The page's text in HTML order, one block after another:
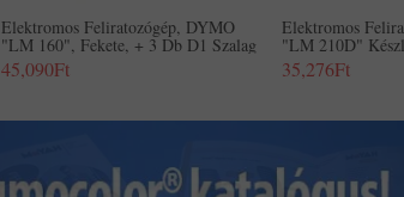
Elektromos Feliratozógép, DYMO
"LM 160", Fekete, + 3 Db D1 Szalag
45,090Ft
Elektromos
"LM 210D"
35,276Ft